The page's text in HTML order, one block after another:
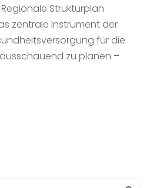
Strukturplan
zentrale Instrument der
für die
zu planen –